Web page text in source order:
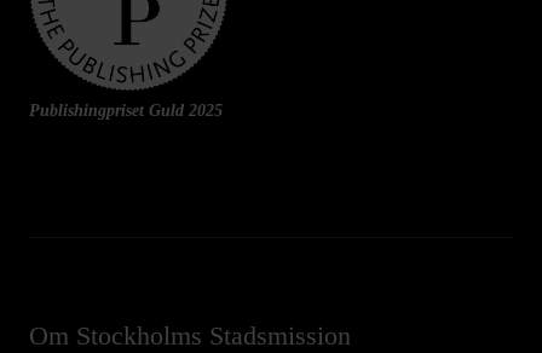
Publishingpriset Guld 2025
Om Stockholms Stadsmission